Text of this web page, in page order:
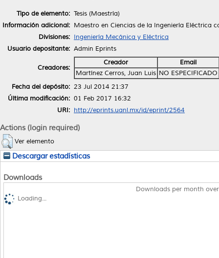
Tipo de elemento: Tesis (Maestría)
Información adicional: Maestro en Ciencias de la Ingeniería Eléctrica
Divisiones: Ingeniería Mecánica y Eléctrica
Usuario depositante: Admin Eprints
Creadores:
Creador
Email
Martínez Cerros, Juan Luis NO ESPECIFICADO
Fecha del depósito: 23 Jul 2014 21:37
Última modificación: 01 Feb 2017 16:32
URI: http://eprints.uanl.mx/id/eprint/2564
Actions (login required)
Ver elemento
Descargar estadísticas
Downloads
Downloads per month
Loading...